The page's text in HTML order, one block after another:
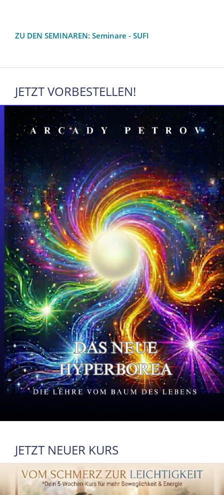
ZU DEN SEMINAREN: Seminare - SUFI
JETZT VORBESTELLEN!
JETZT NEUER KURS